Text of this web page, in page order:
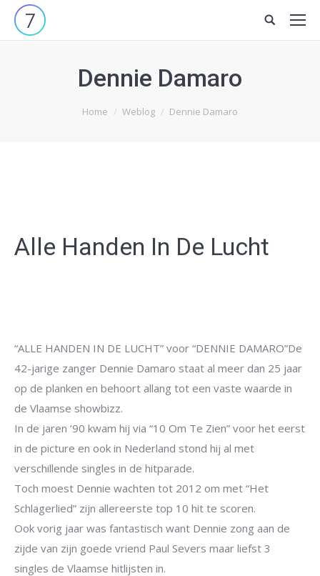
Site
search:
Dennie Damaro
Home Weblog Dennie Damaro
Alle Handen In De Lucht
“ALLE HANDEN IN DE LUCHT” voor “DENNIE DAMARO”De
42-jarige zanger Dennie Damaro staat al meer dan 25 jaar
op de planken en behoort allang tot een vaste waarde in
de Vlaamse showbizz.
In de jaren ’90 kwam hij via “10 Om Te Zien” voor het eerst
in de picture en ook in Nederland stond hij al met
verschillende singles in de hitparade.
Toch moest Dennie wachten tot 2012 om met “Het
Schlagerlied” zijn allereerste top 10 hit te scoren.
Ook vorig jaar was fantastisch want Dennie zong aan de
zijde van zijn goede vriend Paul Severs maar liefst 3
singles de Vlaamse hitlijsten in.